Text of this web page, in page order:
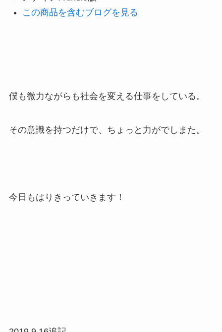
この商品を含むブログを見る
僕も微力ながらも社会を変える仕事をしている。
その意識を持つだけで、ちょっと力がでしまた。
今日もはりきっていきます！